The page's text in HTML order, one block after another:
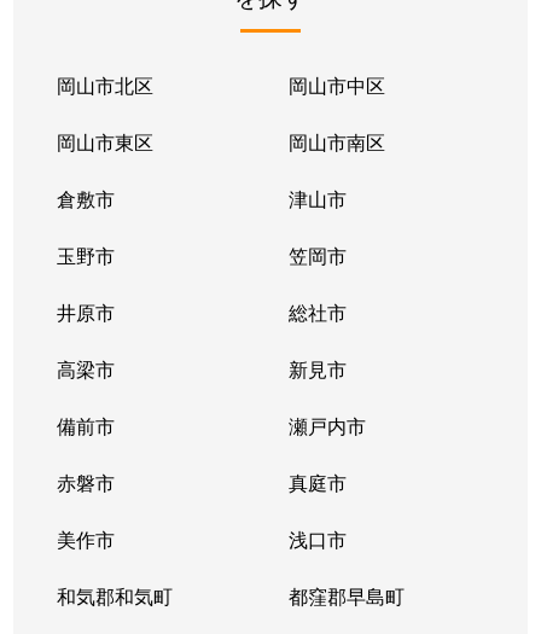
岡山市北区 岡山市中区
岡山市東区 岡山市南区
倉敷市 津山市
玉野市 笠岡市
井原市 総社市
高梁市 新見市
備前市 瀬戸内市
赤磐市 真庭市
美作市 浅口市
和気郡和気町 都窪郡早島町